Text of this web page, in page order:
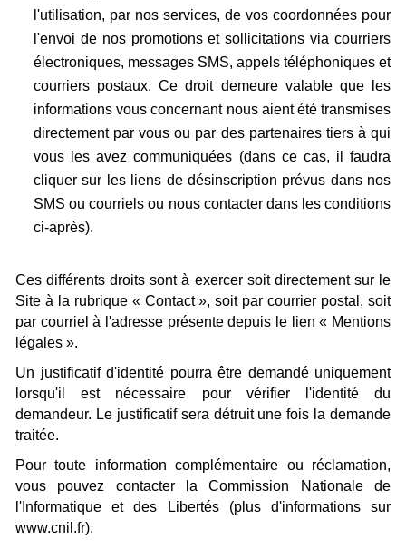
l'utilisation, par nos services, de vos coordonnées pour
l'envoi de nos promotions et sollicitations via courriers
électroniques, messages SMS, appels téléphoniques et
courriers postaux. Ce droit demeure valable que les
informations vous concernant nous aient été transmises
directement par vous ou par des partenaires tiers à qui
vous les avez communiquées (dans ce cas, il faudra
cliquer sur les liens de désinscription prévus dans nos
SMS ou courriels ou nous contacter dans les conditions
ci-après).
Ces différents droits sont à exercer soit directement sur le
Site à la rubrique « Contact », soit par courrier postal, soit
par courriel à l'adresse présente depuis le lien « Mentions
légales ».
Un justificatif d'identité pourra être demandé uniquement
lorsqu'il est nécessaire pour vérifier l'identité du
demandeur. Le justificatif sera détruit une fois la demande
traitée.
Pour toute information complémentaire ou réclamation,
vous pouvez contacter la Commission Nationale de
l'Informatique et des Libertés (plus d'informations sur
www.cnil.fr).